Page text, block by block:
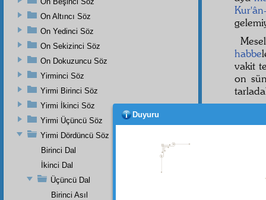
habbe
vakit
on
On Altıncı Söz
On Yedinci Söz
On Sekizinci Söz
On Dokuzuncu Söz
Yirminci Söz
Yirmi Birinci Söz
Yirmi İkinci Söz
Yirmi Üçüncü Söz
Yirmi Dördüncü Söz
Birinci Dal
İkinci Dal
Üçüncü Dal
Birinci Asıl
Duyuru